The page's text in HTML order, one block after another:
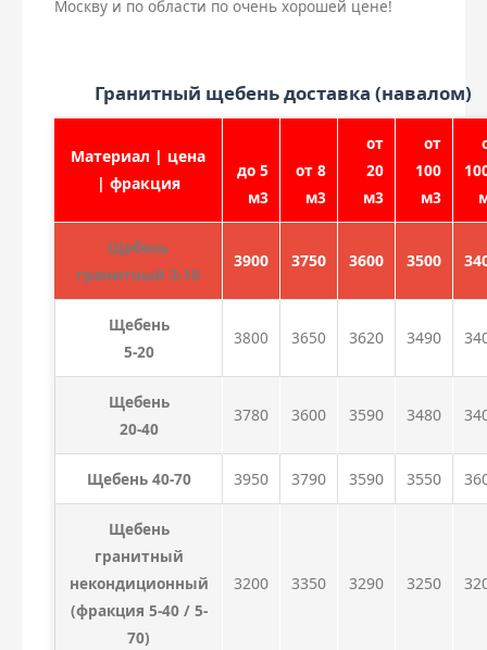
Москву и по области по очень хорошей цене!
Гранитный щебень доставка (навалом)
Материал | цена
| фракция
до 5
м3
от 8
м3
от
20
м3
от
100
м3
Щебень
гранитный 3-10
3900 3750 3600 3500
Щебень
5-20
3800 3650 3620 3490
Щебень
20-40
3780 3600 3590 3480
Щебень 40-70 3950 3790 3590 3550
Щебень
гранитный
некондиционный
(фракция 5-40 / 5-
70)
3200 3350 3290 3250